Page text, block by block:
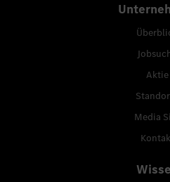
Aktie
Media